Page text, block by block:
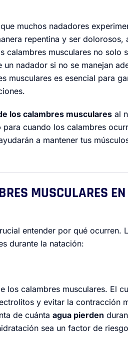
muchos nadadores
repentina y ser dolorosos,
musculares no solo
nadador si no se manejan
musculares es esencial para
los calambres musculares al
para cuando los calambres
a mantener tus
MUSCULARES
entender por qué ocurren.
durante la natación:
los calambres musculares. El
y evitar la contracción
de cuánta agua pierden
sea un factor de